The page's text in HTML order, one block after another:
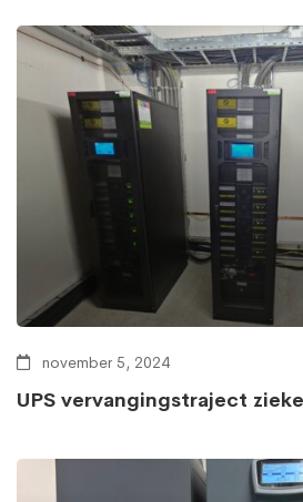
november 5, 2024
UPS vervangingstraject